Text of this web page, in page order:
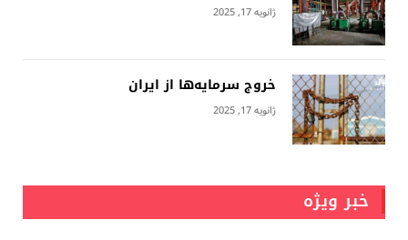
ژانویه 17, 2025
خروج سرمایه‌ها از ایران
ژانویه 17, 2025
خبر ویژه